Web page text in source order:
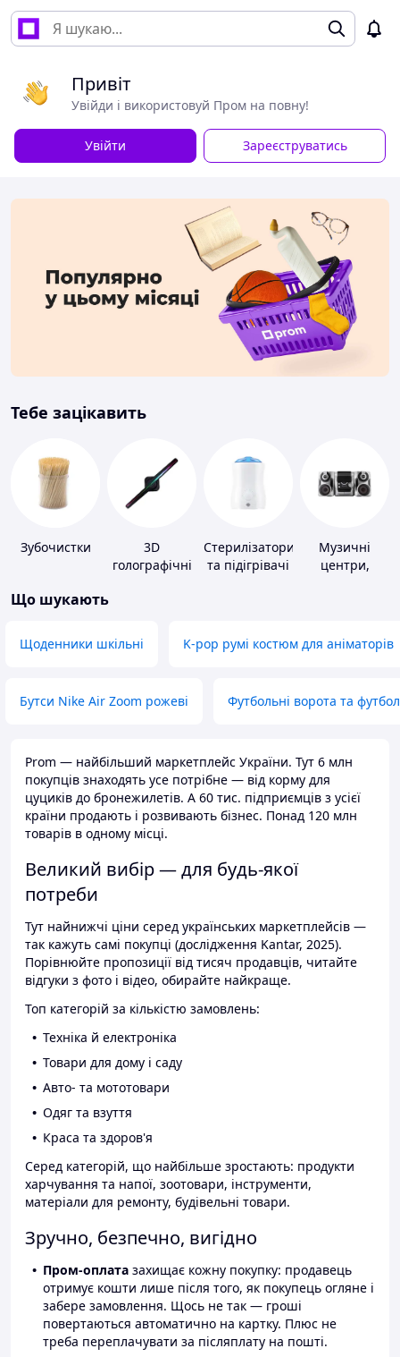
Привіт
Увійди і використовуй Пром на повну!
Увійти Зареєструватись
Тебе зацікавить
Зубочистки
3D
голографічні
Стерилізатори
та підігрівачі
Музичні
центри,
Що шукають
Щоденники шкільні K-pop румі костюм для аніматорів
Бутси Nike Air Zoom рожеві Футбольні ворота та
Prom — найбільший маркетплейс України. Тут 6 млн
покупців знаходять усе потрібне — від корму для
цуциків до бронежилетів. А 60 тис. підприємців з усієї
країни продають і розвивають бізнес. Понад 120 млн
товарів в одному місці.
Великий вибір — для будь-якої
потреби
Тут найнижчі ціни серед українських маркетплейсів —
так кажуть самі покупці (дослідження Kantar, 2025).
Порівнюйте пропозиції від тисяч продавців, читайте
відгуки з фото і відео, обирайте найкраще.
Топ категорій за кількістю замовлень:
Техніка й електроніка
Товари для дому і саду
Авто- та мототовари
Одяг та взуття
Краса та здоров'я
Серед категорій, що найбільше зростають: продукти
харчування та напої, зоотовари, інструменти,
матеріали для ремонту, будівельні товари.
Зручно, безпечно, вигідно
Пром-оплата захищає кожну покупку: продавець
отримує кошти лише після того, як покупець огляне і
забере замовлення. Щось не так — гроші
повертаються автоматично на картку. Плюс не
треба переплачувати за післяплату на пошті.